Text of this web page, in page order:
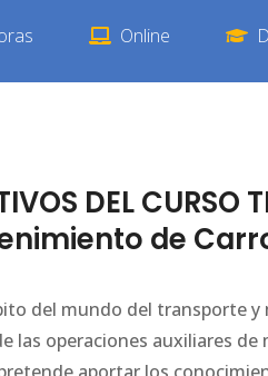
Online
DEL
de
del mundo del transporte
las operaciones auxiliares